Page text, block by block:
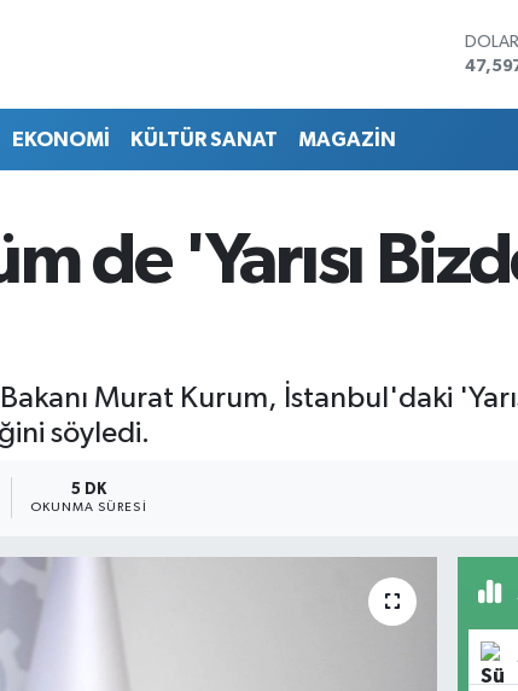
DOLAR
13.703
EKONOMİ KÜLTÜR SANAT MAGAZİN
de 'Yarısı
Murat Kurum, İstanbul'daki
söyledi.
5 DK
OKUNMA SÜRESI